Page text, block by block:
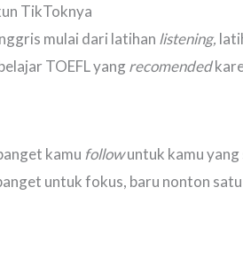
TikToknya
mulai dari latihan listening,
TOEFL yangrecomended
kamu followuntuk kamu
untuk fokus, baru nonton